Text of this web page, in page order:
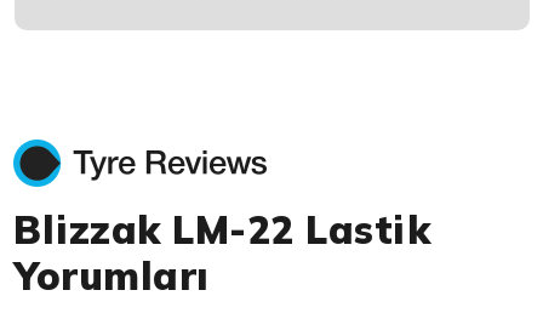
Blizzak LM-22 Lastik
Yorumları